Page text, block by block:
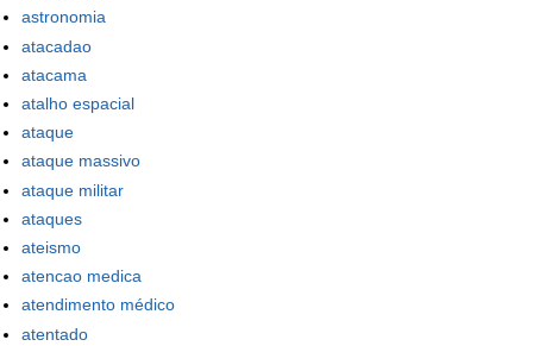
astronomia
atacadao
atacama
atalho espacial
ataque
ataque massivo
ataque militar
ataques
ateismo
atencao medica
atendimento médico
atentado